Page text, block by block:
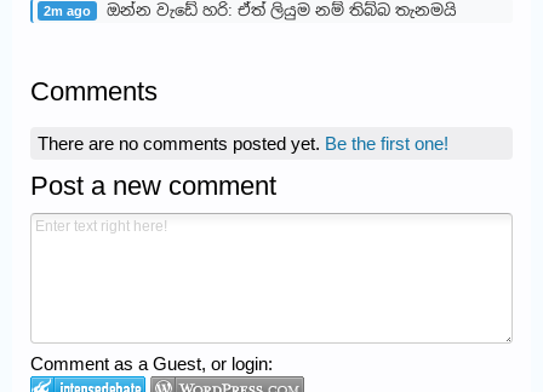
2m ago ඔන්න වැඩේ හරි: ඒත් ලියුම නම් තිබ්බ තැනමයි
Comments
There are no comments posted yet. Be the first one!
Post a new comment
Comment as a Guest, or login: